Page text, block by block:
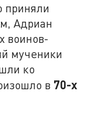
приняли
Адриан
воинов-
мученики
ко
в 70-х